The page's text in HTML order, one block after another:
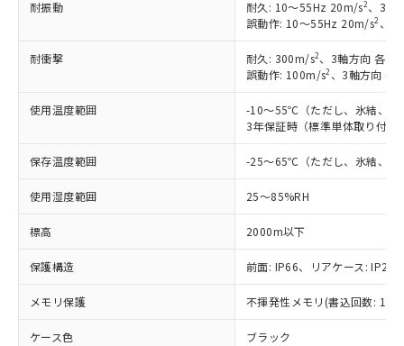
耐振動 耐久: 10～55Hz 20m/s2、3軸
誤動作: 10～55Hz 20m/s2 、3
耐衝撃 耐久: 300m/s2、3軸方向 各3回
誤動作: 100m/s2 、3軸方向 各
使用温度範囲
-10～55℃（ただし、氷結、結
3年保証時（標準単体取り付
保存温度範囲 -25～65℃（ただし、氷結、結
使用湿度範囲 25～85%RH
標高 2000m以下
保護構造 前面: IP66、リアケース: IP20
メモリ保護 不揮発性メモリ(書込回数: 100
ケース色 ブラック
以下の条件をお読みいただき、同意のうえ
本サービスは、当社制御機器事業取扱
商品の当社在庫状況および標準価格
(税抜)を提供させていただくもので
当社制御機器事業取扱商品の中には、
本サービスの対象外となる商品もある
ことをご了承ください。
在庫状況および標準価格照会結果は、
記載している更新日時点での社内デー
覧された時点での実際の在庫および標
準価格とは異なる場合があることをご
有に対応した製品に切り替える予定のある
対応予定なし：EU RoHS指令（10物質）の
非含有に非対応の商品で、対応品を出す予
調査・確認中：EU RoHS指令（10物質）の
非含有の対応状況を調査中または確認中の
非該当品：ライセンス料など無形物で、有
害物質有無と関係のない商品です。
仕入先様の事情により、非含有部品として
いたものが、含有品と判明した場合などや
むを得ず変更することがあります。
鉛(Pb) 1000ppm以下、 水銀(Hg) 1000ppm以下、 カド
ミウム(Cd) 100ppm以下、
六価クロム(Cr(Ⅵ)) 1000ppm以下、ポリ臭化ビフェニル
類(PBB) 1000ppm以下、ポリ臭化ジフェニルエーテル類
「○」：最大均質材料含有率が中国RoHSの
基準値以下であることを示します。
「×」：最大均質材料含有率が中国RoHSの
基準値を超えていることを示します。
「－」：未確認です。当社販売部門へお問
い合わせください。
*中国RoHS10物質の基準値 (GB/T26572)：
Pb(鉛) :1000ppm、 Hg(水銀) : 1000ppm、 Cd(カドミウ
Cr(Ⅵ)(六価クロム) : 1000ppm、 PBBs(ポリ臭化ビフェ
当社は、これら貴社製品のうち、外国
為替および外国貿易法に定める商品
（以下｢規制貨物等」という）を輸出
または国外への提供する場合は、日本
国政府の輸出許可(または役務取引許
可)を取得するなどの必要な手続きを